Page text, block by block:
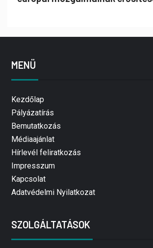
MENÜ
Kezdőlap
Pályázatírás
Bemutatkozás
Médiaajánlat
Hírlevél feliratkozás
Impresszum
Kapcsolat
Adatvédelmi Nyilatkozat
SZOLGÁLTATÁSOK